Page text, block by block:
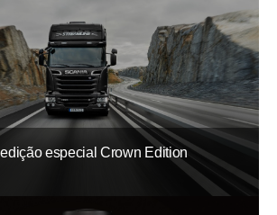
especial Crown Edition